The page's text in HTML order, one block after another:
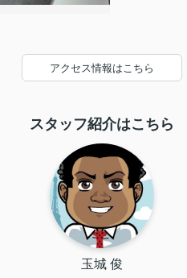
アクセス情報はこちら
スタッフ紹介はこちら
玉城 俊